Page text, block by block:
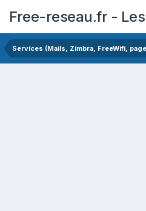
Free-reseau.fr -
Services (Mails, Zimbra, FreeWifi,